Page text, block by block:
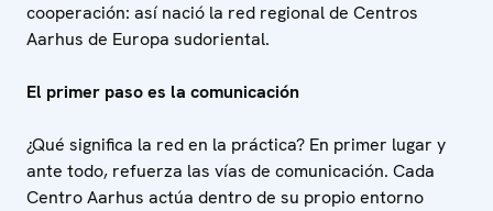
cooperación: así nació la red regional de Centros
Aarhus de Europa sudoriental.
El primer paso es la comunicación
¿Qué significa la red en la práctica? En primer lugar y
ante todo, refuerza las vías de comunicación. Cada
Centro Aarhus actúa dentro de su propio entorno